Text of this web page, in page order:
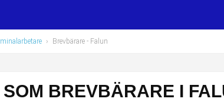
› Brevbärare - Falun
BREVBÄRARE I